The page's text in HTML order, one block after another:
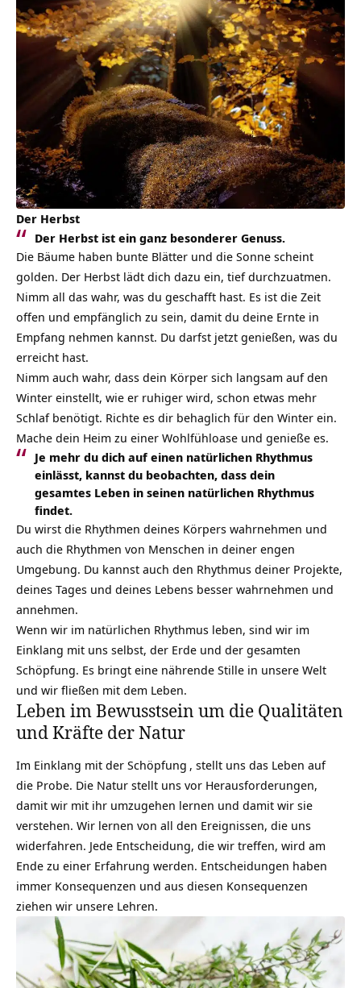
Der Herbst
Der Herbst ist ein ganz besonderer Genuss.
Die Bäume haben bunte Blätter und die Sonne scheint
golden. Der Herbst lädt dich dazu ein, tief durchzuatmen.
Nimm all das wahr, was du geschafft hast. Es ist die Zeit
offen und empfänglich zu sein, damit du deine Ernte in
Empfang nehmen kannst. Du darfst jetzt genießen, was du
erreicht hast.
Nimm auch wahr, dass dein Körper sich langsam auf den
Winter einstellt, wie er ruhiger wird, schon etwas mehr
Schlaf benötigt. Richte es dir behaglich für den Winter ein.
Mache dein Heim zu einer Wohlfühloase und genieße es.
Je mehr du dich auf einen natürlichen Rhythmus
einlässt, kannst du beobachten, dass dein
gesamtes Leben in seinen natürlichen Rhythmus
findet.
Du wirst die Rhythmen deines Körpers wahrnehmen und
auch die Rhythmen von Menschen in deiner engen
Umgebung. Du kannst auch den Rhythmus deiner Projekte,
deines Tages und deines Lebens besser wahrnehmen und
annehmen.
Wenn wir im natürlichen Rhythmus leben, sind wir im
Einklang mit uns selbst, der Erde und der gesamten
Schöpfung. Es bringt eine nährende Stille in unsere Welt
und wir fließen mit dem Leben.
Leben im Bewusstsein um die Qualitäten
und Kräfte der Natur
Im Einklang mit der Schöpfung , stellt uns das Leben auf
die Probe. Die Natur stellt uns vor Herausforderungen,
damit wir mit ihr umzugehen lernen und damit wir sie
verstehen. Wir lernen von all den Ereignissen, die uns
widerfahren. Jede Entscheidung, die wir treffen, wird am
Ende zu einer Erfahrung werden. Entscheidungen haben
immer Konsequenzen und aus diesen Konsequenzen
ziehen wir unsere Lehren.